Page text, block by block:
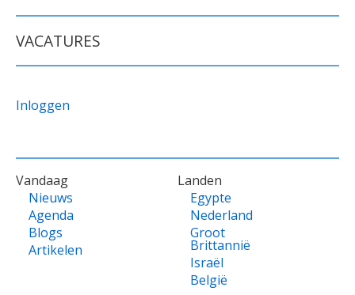
VACATURES
Inloggen
VOET
Vandaag
Nieuws
Agenda
Blogs
Artikelen
Landen
Egypte
Nederland
Groot
Brittannië
Israël
België